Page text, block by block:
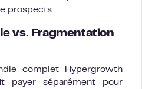
prospects.
vs. Fragmentation
complet Hypergrowth
payer séparément pour